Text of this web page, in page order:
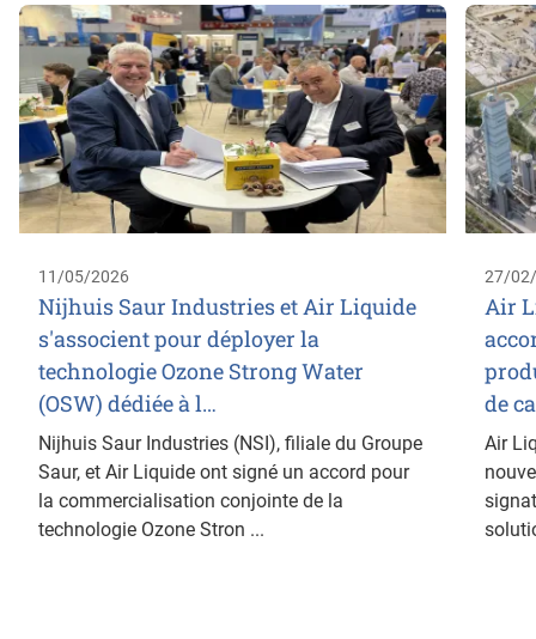
11/05/2026
Nijhuis Saur Industries et Air Liquide
s'associent pour déployer la
technologie Ozone Strong Water
(OSW) dédiée à l…
Nijhuis Saur Industries (NSI), filiale du Groupe
Saur, et Air Liquide ont signé un accord pour
la commercialisation conjointe de la
technologie Ozone Stron ...
27/
Air
de
Air